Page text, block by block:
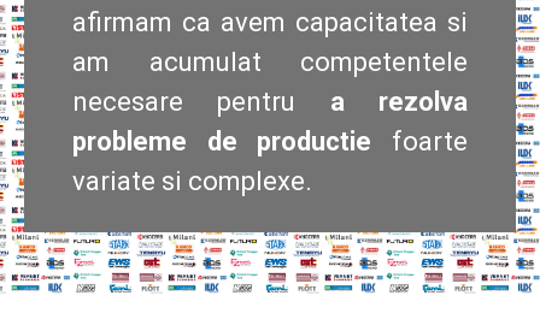
afirmam ca avem capacitatea si
am acumulat competentele
necesare pentru a rezolva
probleme de productie foarte
variate si complexe.